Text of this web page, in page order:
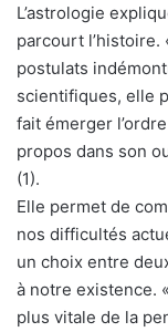
L’astrologie
parcourt l’histoire.
postulats
scientifiques, elle
fait émerger
propos dans son
(1).
Elle permet de
nos difficultés
un choix entre
à notre existence.
plus vitale de la